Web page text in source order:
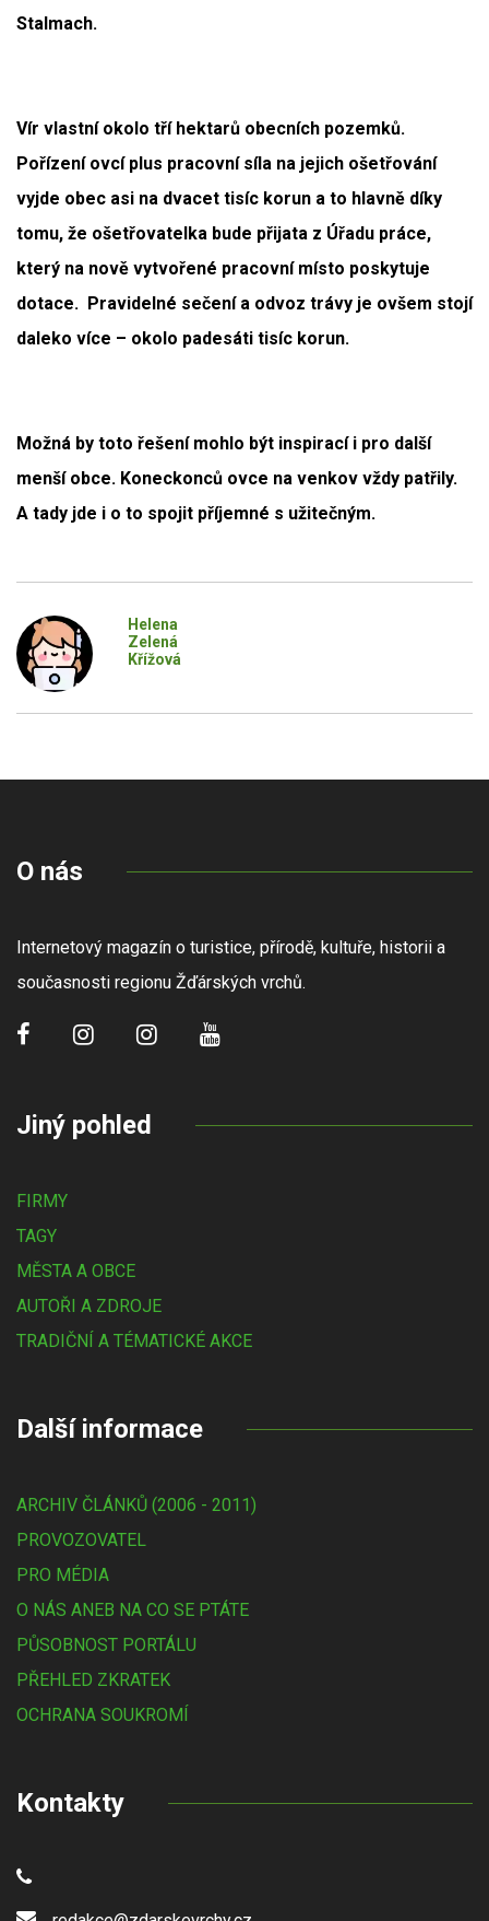
Stalmach.
Vír vlastní okolo tří hektarů obecních pozemků.
Pořízení ovcí plus pracovní síla na jejich ošetřování
vyjde obec asi na dvacet tisíc korun a to hlavně díky
tomu, že ošetřovatelka bude přijata z Úřadu práce,
který na nově vytvořené pracovní místo poskytuje
dotace. Pravidelné sečení a odvoz trávy je ovšem stojí
daleko více – okolo padesáti tisíc korun.
Možná by toto řešení mohlo být inspirací i pro další
menší obce. Koneckonců ovce na venkov vždy patřily.
A tady jde i o to spojit příjemné s užitečným.
Helena
Zelená
Křížová
O nás
Internetový magazín o turistice, přírodě, kultuře, historii a
současnosti regionu Žďárských vrchů.
Jiný pohled
FIRMY
TAGY
MĚSTA A OBCE
AUTOŘI A ZDROJE
TRADIČNÍ A TÉMATICKÉ AKCE
Další informace
ARCHIV ČLÁNKŮ (2006 - 2011)
PROVOZOVATEL
PRO MÉDIA
O NÁS ANEB NA CO SE PTÁTE
PŮSOBNOST PORTÁLU
PŘEHLED ZKRATEK
OCHRANA SOUKROMÍ
Kontakty